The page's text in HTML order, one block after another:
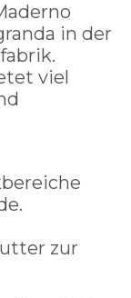
in der
viel
zur